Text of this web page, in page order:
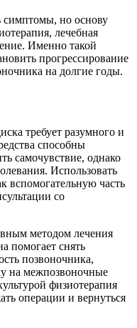
симптомы, но основу
лечебная
Именно такой
прогрессирование
на долгие годы.
требует разумного и
способны
самочувствие, однако
Использовать
вспомогательную часть
со
методом лечения
помогает снять
позвоночника,
на межпозвоночные
физиотерапия
операции и вернуться